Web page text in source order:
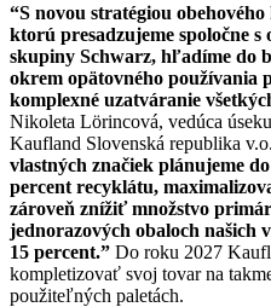
“S novou stratégiou
ktorú presadzujeme spoločne
skupiny Schwarz, hľadíme do
okrem opätovného používania
komplexné uzatváranie
Nikoleta Lörincová, vedúca
Kaufland Slovenská republika
vlastných značiek plánujeme
percent recyklátu,
zároveň znížiť množstvo
jednorazových obaloch našich
15 percent.” Do roku 2027
kompletizovať svoj tovar na
použiteľných paletách.